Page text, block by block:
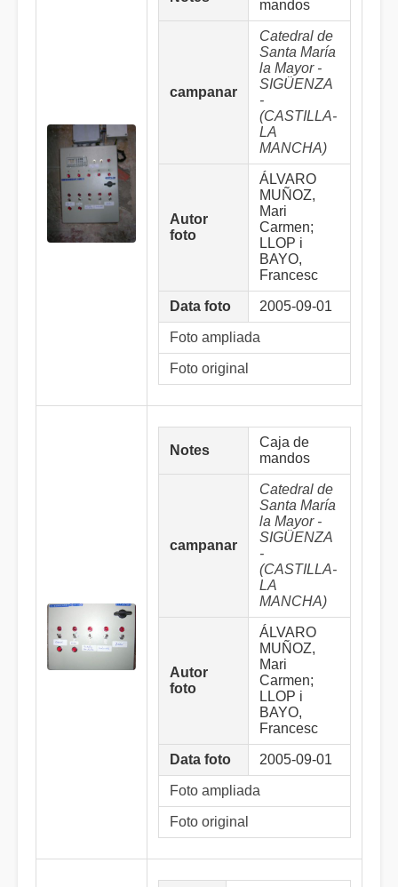
mandos
campanar
Catedral de
Santa María
la Mayor -
SIGÜENZA
-
(CASTILLA-
LA
MANCHA)
Autor
foto
ÁLVARO
MUÑOZ,
Mari
Carmen;
LLOP i
BAYO,
Francesc
Data foto 2005-09-01
Foto ampliada
Foto original
Notes
Caja de
mandos
campanar
Catedral de
Santa María
la Mayor -
SIGÜENZA
-
(CASTILLA-
LA
MANCHA)
Autor
foto
ÁLVARO
MUÑOZ,
Mari
Carmen;
LLOP i
BAYO,
Francesc
Data foto 2005-09-01
Foto ampliada
Foto original